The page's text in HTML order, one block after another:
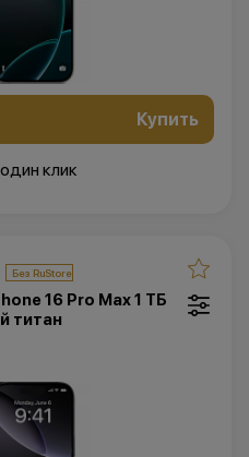
Купить
клик
16 Pro Max 1 ТБ
титан